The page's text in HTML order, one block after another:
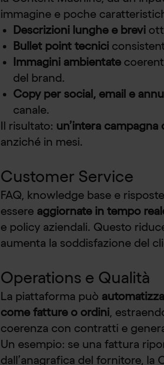
immagine e poche
Descrizioni lunghe e brevi
Bullet point tecnici
Immagini ambientate
del brand.
Copy per social, email e
canale.
Il risultato: un’intera
anziché in mesi.
Customer Service
FAQ, knowledge base e
essere aggiornate in tempo
e policy aziendali. Questo
aumenta la soddisfazione del
Operations e Qualità
La piattaforma può
come fatture o ordini,
coerenza con contratti e
Un esempio: se una fattura
dall’anagrafica del fornitore, la